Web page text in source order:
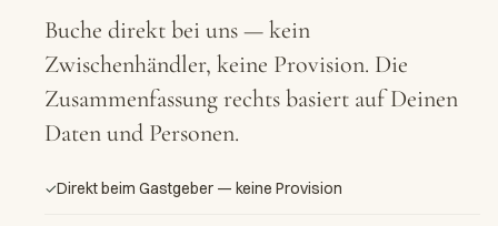
Buche direkt bei uns — kein
Zwischenhändler, keine Provision. Die
Zusammenfassung rechts basiert auf Deinen
Daten und Personen.
✓Direkt beim Gastgeber — keine Provision